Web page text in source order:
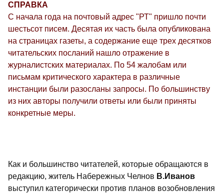
СПРАВКА
С начала года на почтовый адрес "РТ" пришло почти
шестьсот писем. Десятая их часть была опубликована
на страницах газеты, а содержание еще трех десятков
читательских посланий нашло отражение в
журналистских материалах. По 54 жалобам или
письмам критического характера в различные
инстанции были разосланы запросы. По большинству
из них авторы получили ответы или были приняты
конкретные меры.
Как и большинство читателей, которые обращаются в
редакцию, житель Набережных Челнов В.Иванов
выступил категорически против планов возобновления